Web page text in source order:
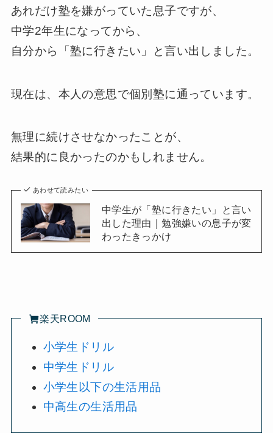
あれだけ塾を嫌がっていた息子ですが、
中学2年生になってから、
自分から「塾に行きたい」と言い出しました。
現在は、本人の意思で個別塾に通っています。
無理に続けさせなかったことが、
結果的に良かったのかもしれません。
あわせて読みたい
中学生が「塾に行きたい」と言い
出した理由｜勉強嫌いの息子が変
わったきっかけ
楽天ROOM
小学生ドリル
中学生ドリル
小学生以下の生活用品
中高生の生活用品